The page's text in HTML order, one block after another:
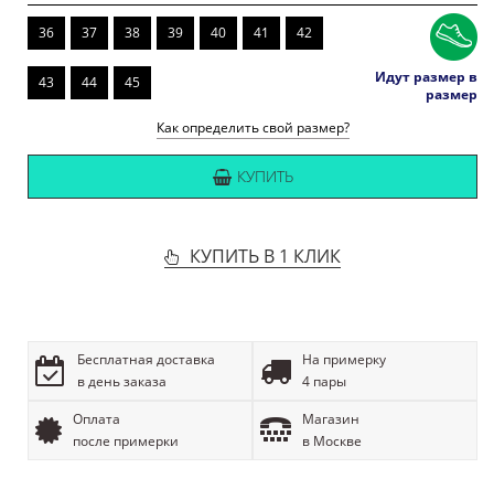
36 37 38 39 40 41 42
43 44 45
Идут размер в
размер
Как определить свой размер?
КУПИТЬ
КУПИТЬ В 1 КЛИК
Бесплатная доставка
в день заказа
На примерку
4 пары
Оплата
после примерки
Магазин
в Москве